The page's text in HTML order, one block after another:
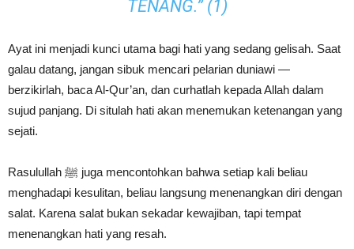
TENANG.” (1)
Ayat ini menjadi kunci utama bagi hati yang sedang gelisah. Saat
galau datang, jangan sibuk mencari pelarian duniawi —
berzikirlah, baca Al-Qur’an, dan curhatlah kepada Allah dalam
sujud panjang. Di situlah hati akan menemukan ketenangan yang
sejati.
Rasulullah ﷺ juga mencontohkan bahwa setiap kali beliau
menghadapi kesulitan, beliau langsung menenangkan diri dengan
salat. Karena salat bukan sekadar kewajiban, tapi tempat
menenangkan hati yang resah.